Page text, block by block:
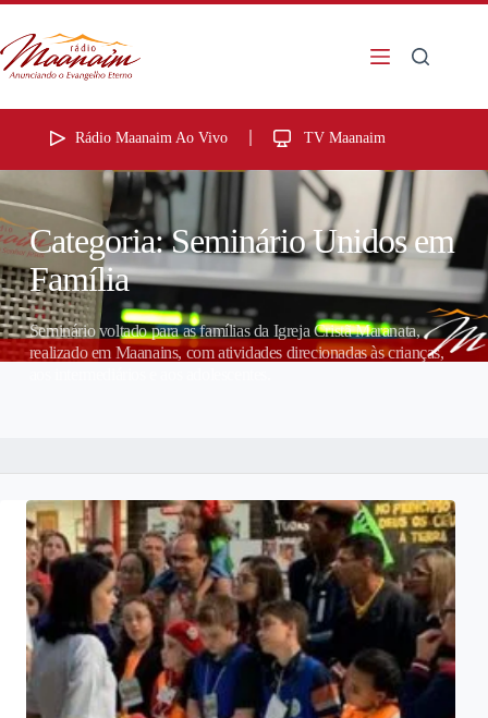
Rádio Maanaim Ao Vivo TV Maanaim
Categoria:Seminário Unidos em
Família
Seminário voltado para as famílias da Igreja Cristã Maranata,
realizado em Maanains, com atividades direcionadas às crianças,